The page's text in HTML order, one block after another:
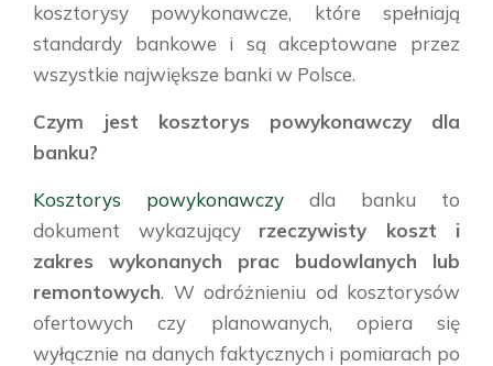
kosztorysy powykonawcze, które spełniają
standardy bankowe i są akceptowane przez
wszystkie największe banki w Polsce.
Czym jest kosztorys powykonawczy dla
banku?
Kosztorys powykonawczy dla banku to
dokument wykazujący rzeczywisty koszt i
zakres wykonanych prac budowlanych lub
remontowych. W odróżnieniu od kosztorysów
ofertowych czy planowanych, opiera się
wyłącznie na danych faktycznych i pomiarach po